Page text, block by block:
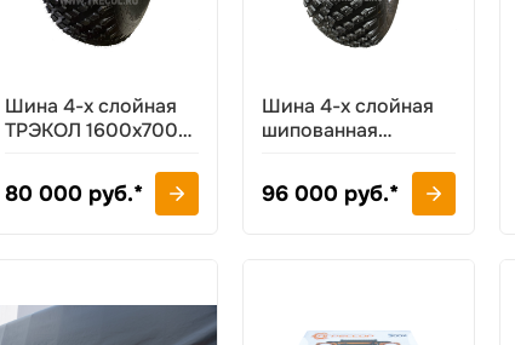
Шина 4-х слойная
ТРЭКОЛ 1600х700-
80 000 руб.*
Шина 4-х слойная
шипованная
96 000 руб.*